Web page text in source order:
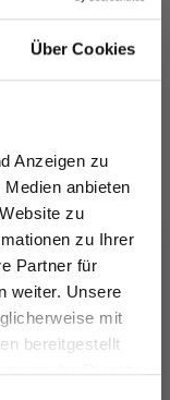
Über Cookies
Anzeigen zu
anbieten
zu
zu Ihrer
Partner für
weiter. Unsere
mit
bereitgestellt
der Dienste
-
AUF